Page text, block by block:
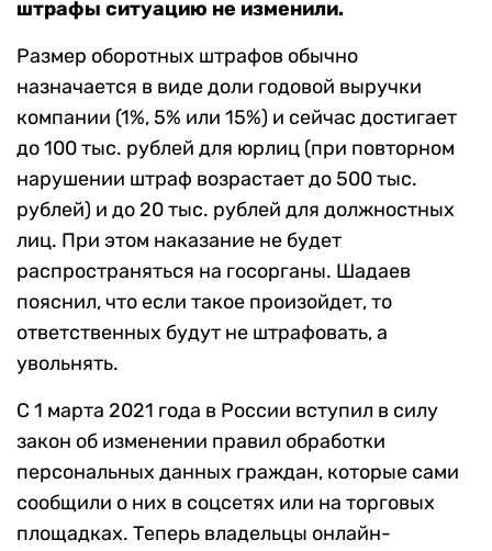
штрафы ситуацию не изменили.
Размер оборотных штрафов обычно
назначается в виде доли годовой выручки
компании (1%, 5% или 15%) и сейчас достигает
до 100 тыс. рублей для юрлиц (при повторном
нарушении штраф возрастает до 500 тыс.
рублей) и до 20 тыс. рублей для должностных
лиц. При этом наказание не будет
распространяться на госорганы. Шадаев
пояснил, что если такое произойдет, то
ответственных будут не штрафовать, а
увольнять.
С 1 марта 2021 года в России вступил в силу
закон об изменении правил обработки
персональных данных граждан, которые сами
сообщили о них в соцсетях или на торговых
площадках. Теперь владельцы онлайн-